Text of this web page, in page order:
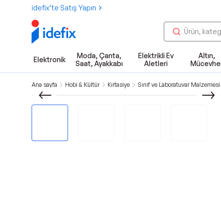
idefix’te Satış Yapın
Elektronik
Moda, Çanta,
Saat, Ayakkabı
Elektrikli Ev
Aletleri
Altın,
Ana sayfa Hobi & Kültür Kırtasiye Sınıf ve Laboratuvar Malzemesi